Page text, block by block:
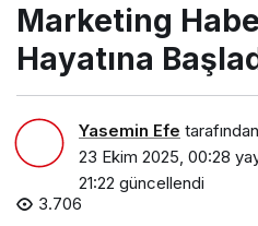
Marketing
Hayatına
Yasemin Efe
23 Ekim 2025, 00:28
21:22 güncellendi
3.706